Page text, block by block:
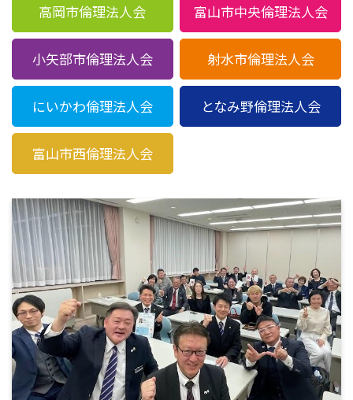
高岡市倫理法人会 富山市中央倫理法人会
小矢部市倫理法人会 射水市倫理法人会
にいかわ倫理法人会 となみ野倫理法人会
富山市西倫理法人会